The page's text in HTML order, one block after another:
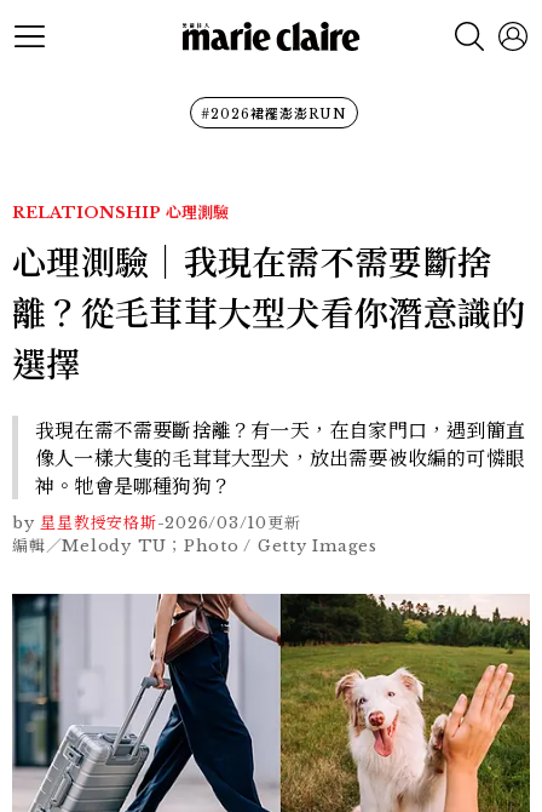
#2026裙襬澎澎RUN
RELATIONSHIP 心理測驗
心理測驗｜我現在需不需要斷捨
離？從毛茸茸大型犬看你潛意識的
選擇
我現在需不需要斷捨離？有一天，在自家門口，遇到簡直
像人一樣大隻的毛茸茸大型犬，放出需要被收編的可憐眼
神。牠會是哪種狗狗？
by 星星教授安格斯-2026/03/10更新
編輯／Melody TU；Photo / Getty Images